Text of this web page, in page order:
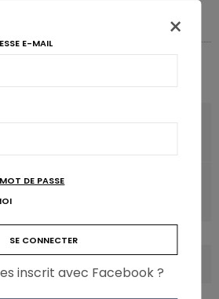
PRÉCÉDENT
ARTICLE SUIVANT
des repas influencent le poids
×
E-MAIL
DE PASSE
inscrit avec Facebook ?